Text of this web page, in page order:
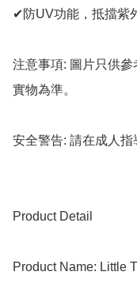
✔防UV功能，抵擋紫
注意事項: 圖片只供
實物為準。
安全警告: 請在成人指
Product Detail
Product Name: Little